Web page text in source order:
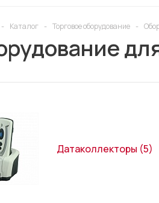
- Каталог - Торговое оборудование -
Датаколлекторы (5)